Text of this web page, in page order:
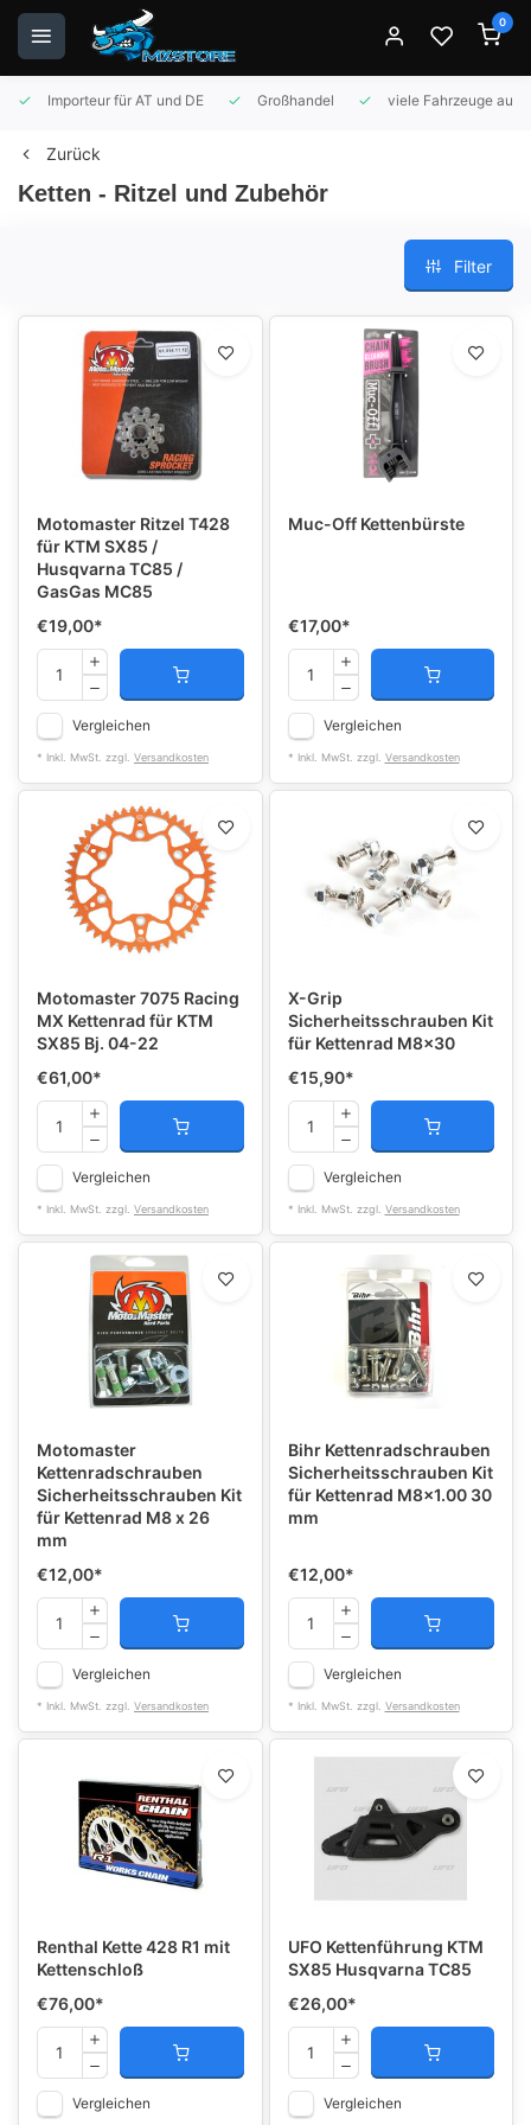
0
Importeur für AT und DE Großhandel viele Fahrzeuge auf
Zurück
Ketten - Ritzel und Zubehör
Filter
Motomaster Ritzel T428
für KTM SX85 /
Husqvarna TC85 /
GasGas MC85
€19,00*
Vergleichen
* Inkl. MwSt. zzgl. Versandkosten
Muc-Off Kettenbürste
€17,00*
Vergleichen
* Inkl. MwSt. zzgl. Versandkosten
Motomaster 7075 Racing
MX Kettenrad für KTM
SX85 Bj. 04-22
€61,00*
Vergleichen
* Inkl. MwSt. zzgl. Versandkosten
X-Grip
Sicherheitsschrauben Kit
für Kettenrad M8x30
€15,90*
Vergleichen
* Inkl. MwSt. zzgl. Versandkosten
Motomaster
Kettenradschrauben
Sicherheitsschrauben Kit
für Kettenrad M8 x 26
mm
€12,00*
Vergleichen
* Inkl. MwSt. zzgl. Versandkosten
Bihr Kettenradschrauben
Sicherheitsschrauben Kit
für Kettenrad M8x1.00 30
mm
€12,00*
Vergleichen
* Inkl. MwSt. zzgl. Versandkosten
Renthal Kette 428 R1 mit
Kettenschloß
€76,00*
Vergleichen
UFO Kettenführung KTM
SX85 Husqvarna TC85
€26,00*
Vergleichen